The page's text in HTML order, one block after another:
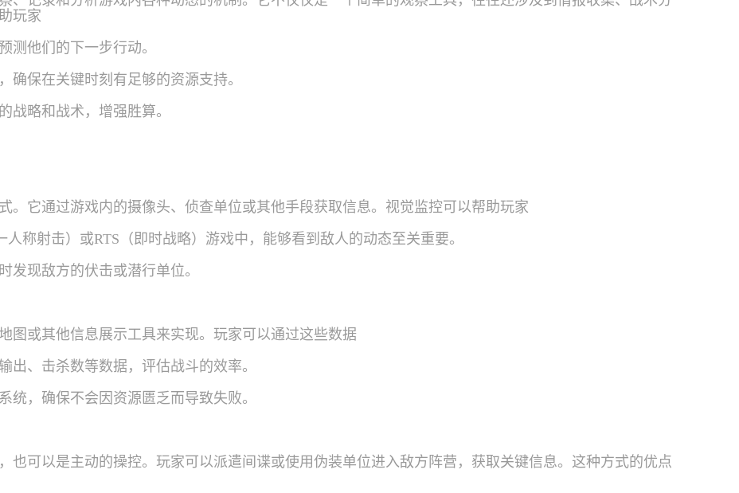
玩家
测他们的下一步行动。
确保在关键时刻有足够的资源支持。
战略和战术，增强胜算。
。它通过游戏内的摄像头、侦查单位或其他手段获取信息。视觉监控可以帮助玩家
称射击）或RTS（即时战略）游戏中，能够看到敌人的动态至关重要。
发现敌方的伏击或潜行单位。
图或其他信息展示工具来实现。玩家可以通过这些数据
出、击杀数等数据，评估战斗的效率。
统，确保不会因资源匮乏而导致失败。
也可以是主动的操控。玩家可以派遣间谍或使用伪装单位进入敌方阵营，获取关键信息。这种方式的优点